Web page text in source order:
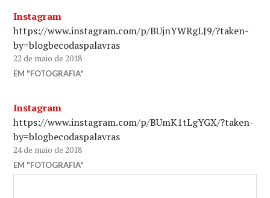
Instagram
https://www.instagram.com/p/BUjnYWRgLJ9/?taken-
by=blogbecodaspalavras
22 de maio de 2018
EM "FOTOGRAFIA"
Instagram
https://www.instagram.com/p/BUmK1tLgYGX/?taken-
by=blogbecodaspalavras
24 de maio de 2018
EM "FOTOGRAFIA"